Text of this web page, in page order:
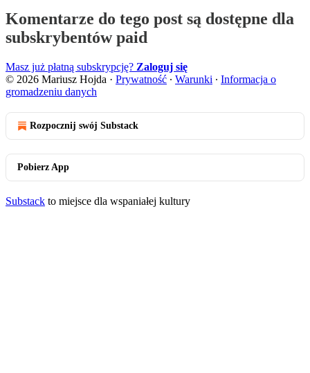
Komentarze do tego post są dostępne dla
subskrybentów paid
Masz już płatną subskrypcję? Zaloguj się
© 2026 Mariusz Hojda · Prywatność ∙ Warunki ∙ Informacja o
gromadzeniu danych
Rozpocznij swój Substack
Pobierz App
Substack to miejsce dla wspaniałej kultury